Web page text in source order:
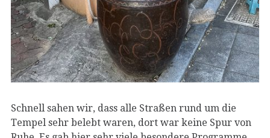
Schnell sahen wir, dass alle Straßen rund um die
Tempel sehr belebt waren, dort war keine Spur von